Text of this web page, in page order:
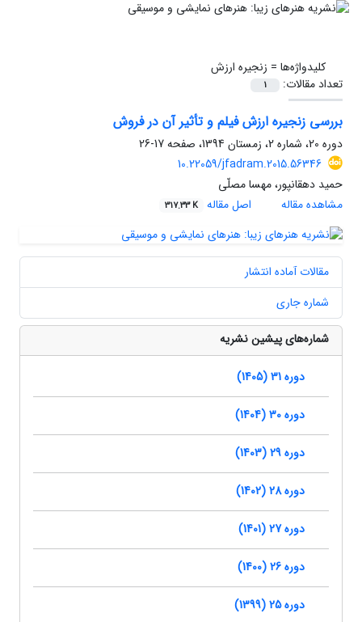
کلیدواژه‌ها = زنجیره ارزش
تعداد مقالات:
1
بررسی زنجیره ارزش فیلم و تأثیر آن در فروش
دوره 20، شماره 2، زمستان 1394، صفحه
17-26
10.22059/jfadram.2015.56346
حمید دهقانپور، مهسا مصلّی
مشاهده مقاله
اصل مقاله 317.33 K
مقالات آماده انتشار
شماره جاری
شماره‌های پیشین نشریه
دوره 31 (1405)
دوره 30 (1404)
دوره 29 (1403)
دوره 28 (1402)
دوره 27 (1401)
دوره 26 (1400)
دوره 25 (1399)